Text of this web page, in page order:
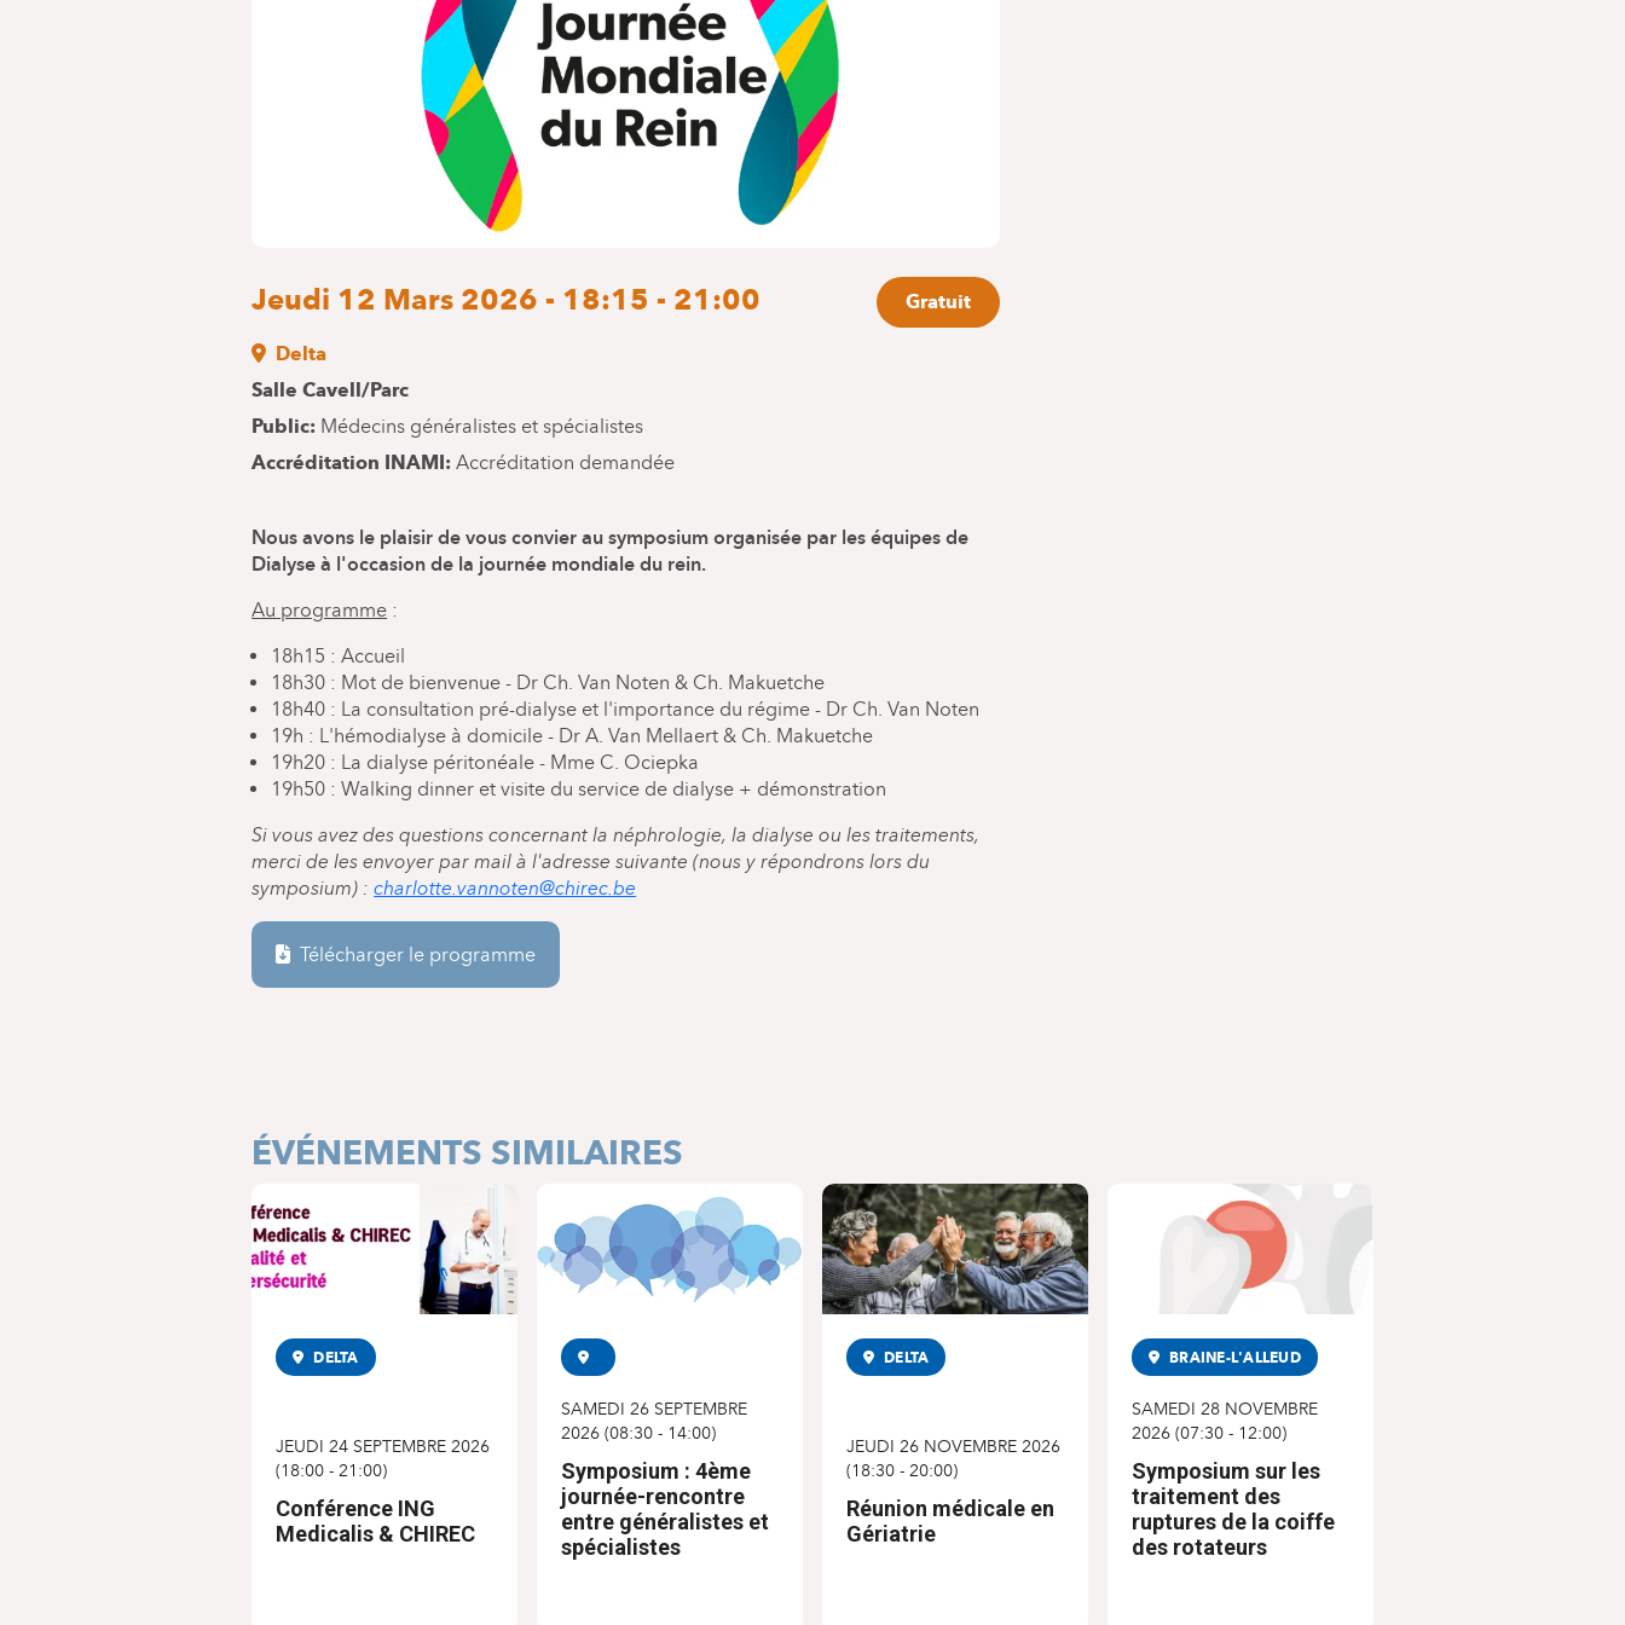
Jeudi 12 Mars 2026 - 18:15 - 21:00
Delta
Salle Cavell/Parc
Public Médecins généralistes et spécialistes
Accréditation INAMI Accréditation demandée
Gratuit
Nous avons le plaisir de vous convier au symposium organisée par les équipes de
Dialyse à l'occasion de la journée mondiale du rein.
Au programme :
18h15 : Accueil
18h30 : Mot de bienvenue - Dr Ch. Van Noten & Ch. Makuetche
18h40 : La consultation pré-dialyse et l'importance du régime - Dr Ch. Van Noten
19h : L'hémodialyse à domicile - Dr A. Van Mellaert & Ch. Makuetche
19h20 : La dialyse péritonéale - Mme C. Ociepka
19h50 : Walking dinner et visite du service de dialyse + démonstration
Si vous avez des questions concernant la néphrologie, la dialyse ou les traitements,
merci de les envoyer par mail à l'adresse suivante (nous y répondrons lors du
symposium) :charlotte.vannoten@chirec.be
Télécharger le programme
ÉVÉNEMENTS SIMILAIRES
DELTA
JEUDI 24 SEPTEMBRE 2026
(18:00 -21:00)
Conférence ING
Medicalis & CHIREC
SAMEDI 26 SEPTEMBRE
2026 (08:30 - 14:00)
Symposium : 4ème
journée-rencontre
entre généralistes et
spécialistes
DELTA
JEUDI 26 NOVEMBRE 2026
(18:30- 20:00)
Réunion médicale en
Gériatrie
BRAINE-L'ALLEUD
SAMEDI 28 NOVEMBRE
2026(07:30- 12:00)
Symposium sur les
traitement des
ruptures de la coiffe
des rotateurs